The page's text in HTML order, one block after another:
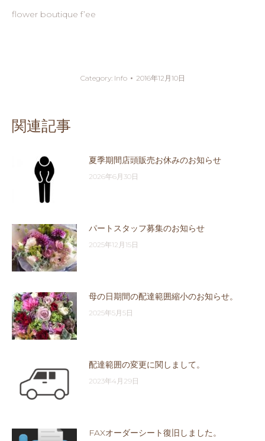
flower boutique f’ee
Category: Info 2016年12月10日
関連記事
夏季期間店頭販売お休みのお知らせ
2026年6月30日
パートスタッフ募集のお知らせ
2025年12月15日
母の日期間の配達範囲縮小のお知らせ。
2025年5月5日
配達範囲の変更に関しまして。
2023年4月29日
FAXオーダーシート復旧しました。